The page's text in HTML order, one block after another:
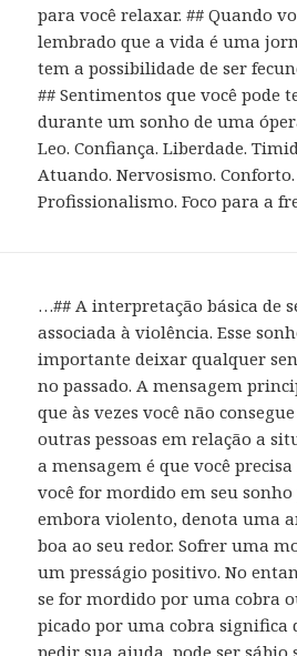
para você relaxar. ## Quando
lembrado que a vida é uma
tem a possibilidade de ser
## Sentimentos que você pode
durante um sonho de uma
Leo. Confiança. Liberdade.
Atuando. Nervosismo. Conforto.
Profissionalismo. Foco para a
…## A interpretação básica de
associada à violência. Esse
importante deixar qualquer
no passado. A mensagem
que às vezes você não
outras pessoas em relação a
a mensagem é que você
você for mordido em seu
embora violento, denota uma
boa ao seu redor. Sofrer uma
um presságio positivo. No
se for mordido por uma cobra
picado por uma cobra significa
pedir sua ajuda, pode ser sábio